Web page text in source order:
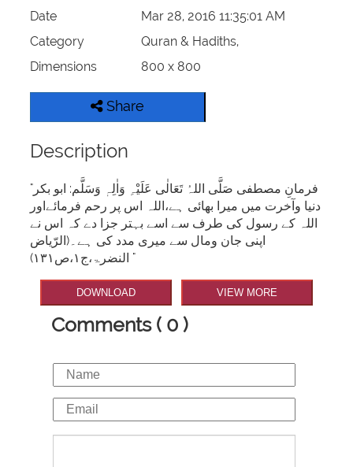
Date
Mar 28, 2016 11:35:01 AM
Category
Quran & Hadiths,
Dimensions
800 x 800
Share
Description
"فرمانِ مصطفی صَلَّی اللہُ تَعَالٰی عَلَیْہِ وَاٰلِہٖ وَسَلَّم: ابو بکر
دنیا وآخرت میں میرا بھائی ہے،اللہ اس پر رحم فرمائےاور
اللہ کے رسول کی طرف سے اسے بہتر جزا دے کہ اس نے
اپنی جان ومال سے میری مدد کی ہے۔(الرّیاض
النضرۃ،ج۱،ص۱۳۱) "
DOWNLOAD VIEW MORE
Comments ( 0 )